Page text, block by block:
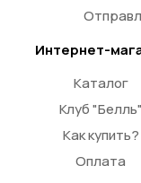
Интернет-
Каталог
Клуб "Белль"
Как купить?
Оплата